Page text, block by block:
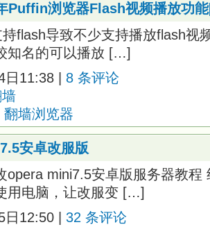
Puffin浏览器Flash视频播放功
flash导致不少支持播放flash视
知名的可以播放 […]
日11:38 | 8 条评论
翻墙浏览器
安卓改服版
opera mini7.5安卓版服务器教程
用电脑，让改服变 […]
日12:50 | 32 条评论